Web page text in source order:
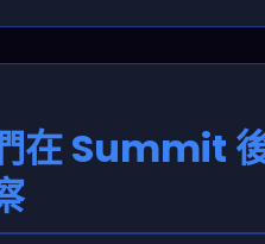
在 Summit